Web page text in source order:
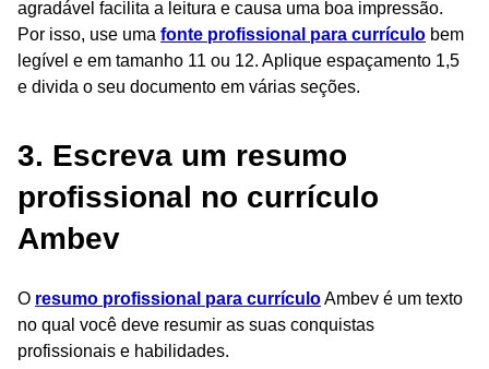
agradável facilita a leitura e causa uma boa impressão.
Por isso, use uma fonte profissional para currículo bem
legível e em tamanho 11 ou 12. Aplique espaçamento 1,5
e divida o seu documento em várias seções.
3. Escreva um resumo
profissional no currículo
Ambev
O resumo profissional para currículoAmbev é um texto
no qual você deve resumir as suas conquistas
profissionais e habilidades.